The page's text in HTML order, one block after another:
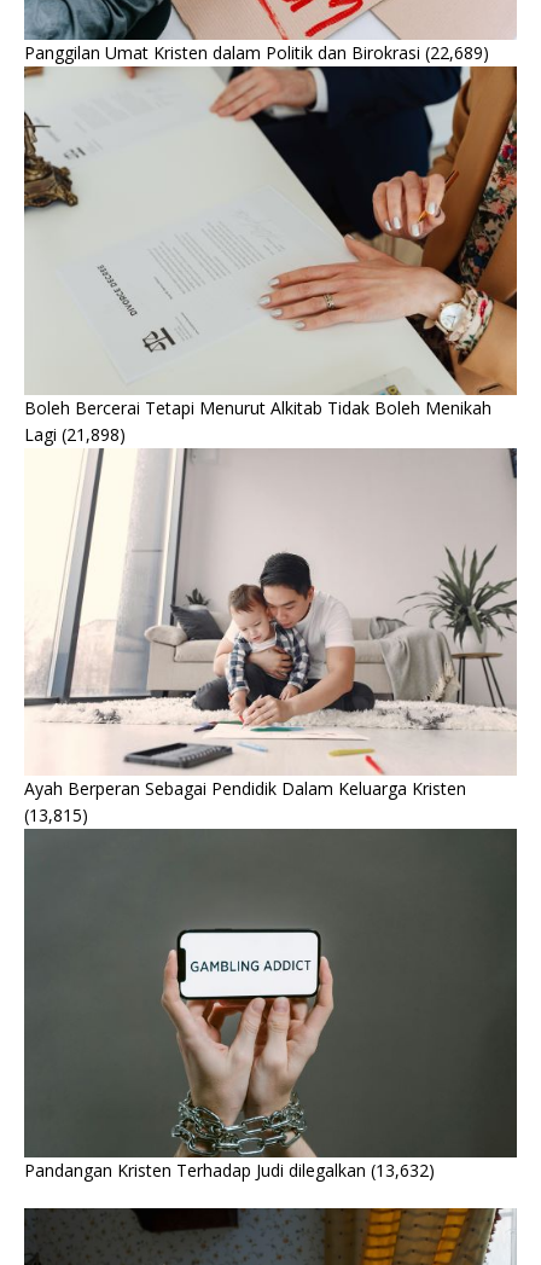
Panggilan Umat Kristen dalam Politik dan Birokrasi (22,689)
Boleh Bercerai Tetapi Menurut Alkitab Tidak Boleh Menikah
Lagi (21,898)
Ayah Berperan Sebagai Pendidik Dalam Keluarga Kristen
(13,815)
Pandangan Kristen Terhadap Judi dilegalkan (13,632)